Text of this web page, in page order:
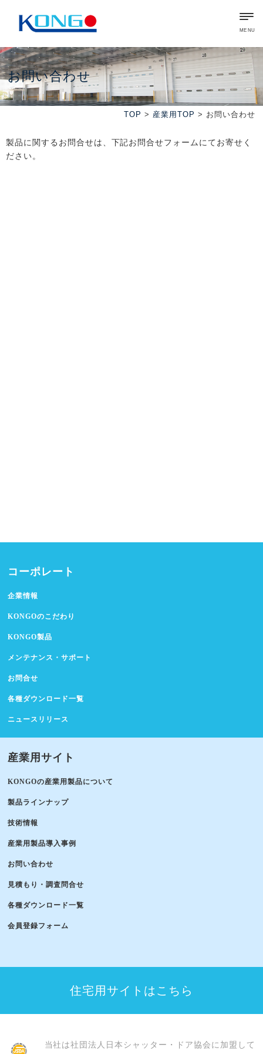
MENU
お問い合わせ
TOP > 産業用TOP > お問い合わせ
製品に関するお問合せは、下記お問合せフォームにてお寄せく
ださい。
コーポレート
企業情報
KONGOのこだわり
KONGO製品
メンテナンス・サポート
お問合せ
各種ダウンロード一覧
ニュースリリース
産業用サイト
KONGOの産業用製品について
製品ラインナップ
技術情報
産業用製品導入事例
お問い合わせ
見積もり・調査問合せ
各種ダウンロード一覧
会員登録フォーム
住宅用サイトはこちら
当社は社団法人日本シャッター・ドア協会に加盟して